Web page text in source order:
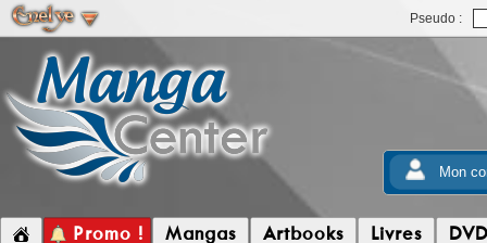
Pseudo :
Mon
Promo ! Mangas Artbooks Livres DVD